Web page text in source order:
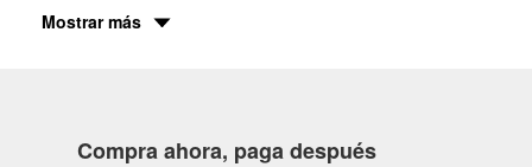
Mostrar más
Compra ahora, paga después